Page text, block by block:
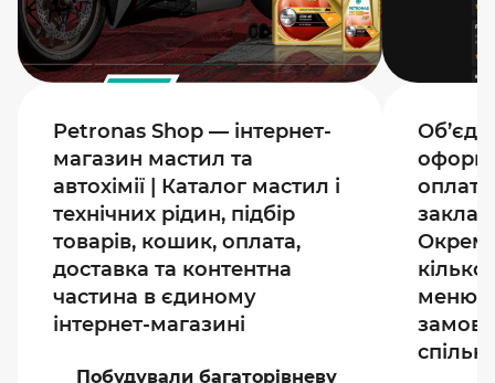
Petronas Shop — інтернет-
магазин мастил та
автохімії | Каталог мастил і
технічних рідин, підбір
товарів, кошик, оплата,
доставка та контентна
частина в єдиному
інтернет-магазині
Побудували багаторівневу
оплату
меню,